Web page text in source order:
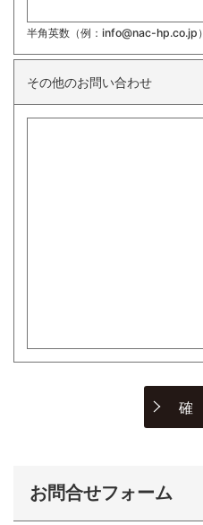
半角英数（例：info@nac-hp.co.jp）
その他のお問い合わせ
お問合せフォーム